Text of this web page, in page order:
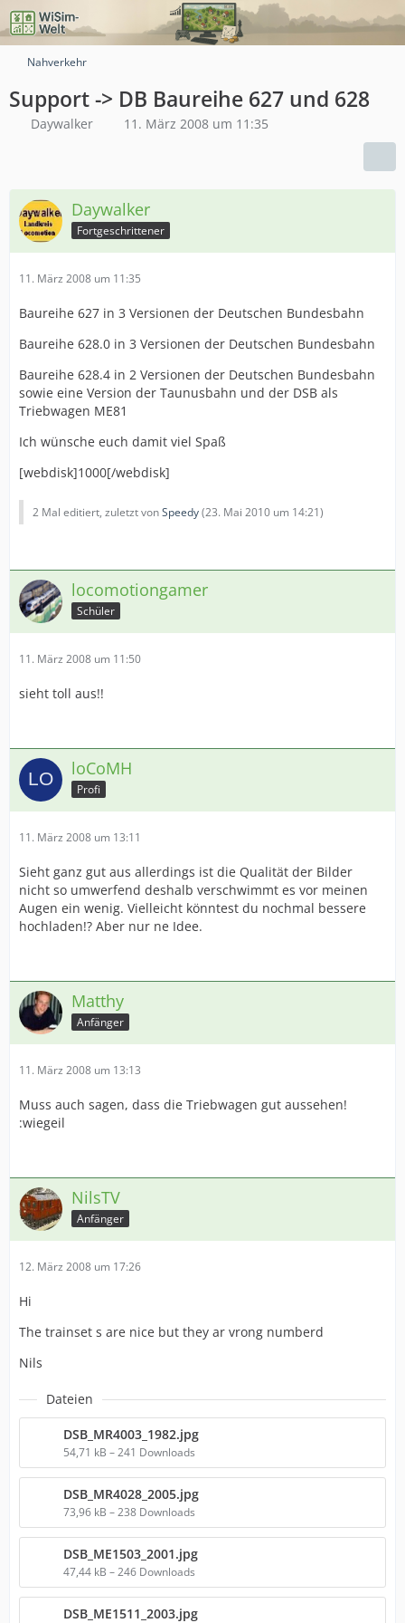
Nahverkehr
Support -> DB Baureihe 627 und 628
Daywalker 11. März 2008 um 11:35
Daywalker
Fortgeschrittener
11. März 2008 um 11:35
Baureihe 627 in 3 Versionen der Deutschen Bundesbahn
Baureihe 628.0 in 3 Versionen der Deutschen Bundesbahn
Baureihe 628.4 in 2 Versionen der Deutschen Bundesbahn
sowie eine Version der Taunusbahn und der DSB als
Triebwagen ME81
Ich wünsche euch damit viel Spaß
[webdisk]1000[/webdisk]
2 Mal editiert, zuletzt vonSpeedy(23. Mai 2010 um 14:21)
locomotiongamer
Schüler
11. März 2008 um 11:50
sieht toll aus!!
loCoMH
Profi
11. März 2008 um 13:11
Sieht ganz gut aus allerdings ist die Qualität der Bilder
nicht so umwerfend deshalb verschwimmt es vor meinen
Augen ein wenig. Vielleicht könntest du nochmal bessere
hochladen!? Aber nur ne Idee.
Matthy
Anfänger
11. März 2008 um 13:13
Muss auch sagen, dass die Triebwagen gut aussehen!
:wiegeil
NilsTV
Anfänger
12. März 2008 um 17:26
Hi
The trainset s are nice but they ar vrong numberd
Nils
Dateien
DSB_MR4003_1982.jpg
54,71 kB – 241 Downloads
DSB_MR4028_2005.jpg
73,96 kB – 238 Downloads
DSB_ME1503_2001.jpg
47,44 kB – 246 Downloads
DSB_ME1511_2003.jpg